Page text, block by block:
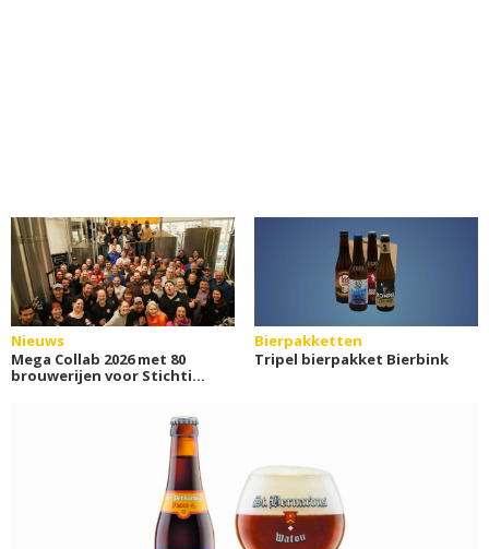
Nieuws
Mega Collab 2026 met 80
brouwerijen voor Stichting
Bierpakketten
Tripel bierpakket Bierbink